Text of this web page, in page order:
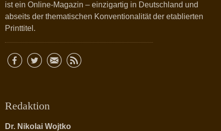
ist ein Online-Magazin – einzigartig in Deutschland und
abseits der thematischen Konventionalität der etablierten
Printtitel.
Redaktion
Dr. Nikolai Wojtko